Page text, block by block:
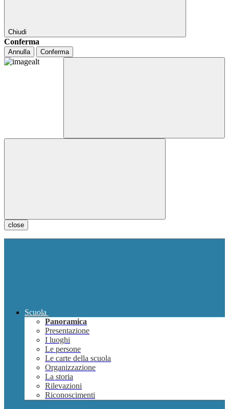
Chiudi
Conferma
Annulla Conferma
close
Scuola
Panoramica
Presentazione
I luoghi
Le persone
Le carte della scuola
Organizzazione
La storia
Rilevazioni
Riconoscimenti